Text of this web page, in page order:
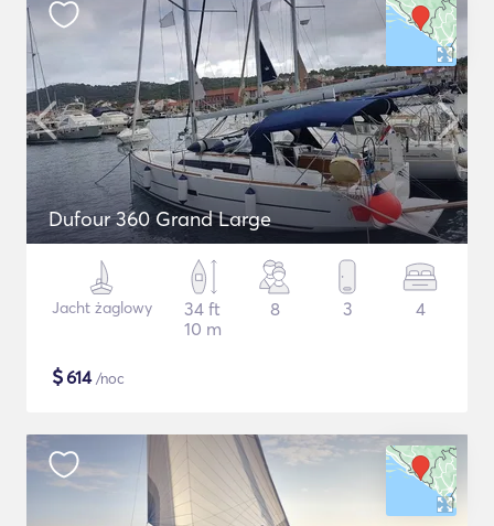
Dufour 360 Grand Large
Jacht żaglowy
34 ft
10 m
8 3 4
$614/noc